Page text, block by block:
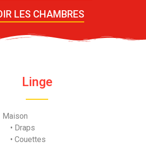
LES CHAMBRES
Linge
Maison
• Draps
• Couettes